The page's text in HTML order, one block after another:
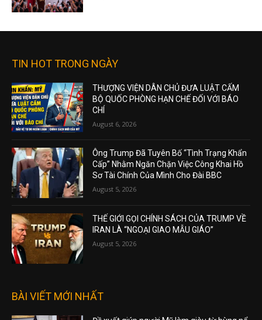
TIN HOT TRONG NGÀY
THƯỢNG VIỆN DÂN CHỦ ĐƯA LUẬT CẤM
BỘ QUỐC PHÒNG HẠN CHẾ ĐỐI VỚI BÁO
CHÍ
August 6, 2026
Ông Trump Đã Tuyên Bố “Tình Trạng Khẩn
Cấp” Nhằm Ngăn Chặn Việc Công Khai Hồ
Sơ Tài Chính Của Mình Cho Đài BBC
August 5, 2026
THẾ GIỚI GỌI CHÍNH SÁCH CỦA TRUMP VỀ
IRAN LÀ “NGOẠI GIAO MẪU GIÁO”
August 5, 2026
BÀI VIẾT MỚI NHẤT